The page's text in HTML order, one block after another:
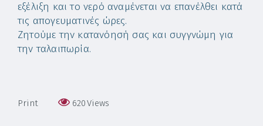
εξέλιξη και το νερό αναμένεται να επανέλθει κατά
τις απογευματινές ώρες.
Ζητούμε την κατανόησή σας και συγγνώμη για
την ταλαιπωρία.
Print 620Views